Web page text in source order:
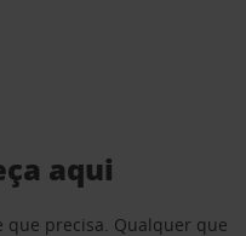
aqui
que precisa. Qualquer que